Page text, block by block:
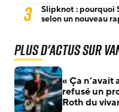
3
Slipknot : pourquoi
selon un nouveau
Plus d'actus sur
« Ça n’avait
refusé un
Roth du